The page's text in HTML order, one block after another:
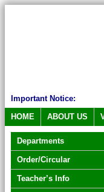
Important Notice:
HOME
ABOUT US
Departments
Order/Circular
Teacher’s Info